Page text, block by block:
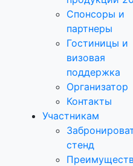
Спонсоры и
партнеры
Гостиницы и
визовая
поддержка
Организатор
Контакты
Участникам
стенд